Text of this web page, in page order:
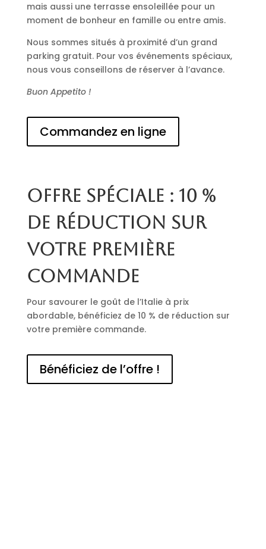
mais aussi une terrasse ensoleillée pour un
moment de bonheur en famille ou entre amis.
Nous sommes situés à proximité d’un grand
parking gratuit. Pour vos événements spéciaux,
nous vous conseillons de réserver à l’avance.
Buon Appetito !
Commandez en ligne
Offre spéciale : 10 %
de réduction sur
votre première
commande
Pour savourer le goût de l’Italie à prix
abordable, bénéficiez de 10 % de réduction sur
votre première commande.
Bénéficiez de l’offre !